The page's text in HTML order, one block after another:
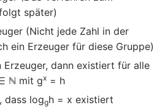
später)
(Nicht jede Zahl in der
ein Erzeuger für diese Gruppe)
Erzeuger, dann existiert für alle
ℕ mit gx = h
dass loggh = x existiert